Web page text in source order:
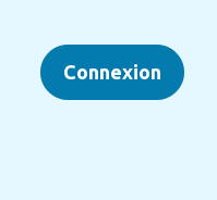
Connexion